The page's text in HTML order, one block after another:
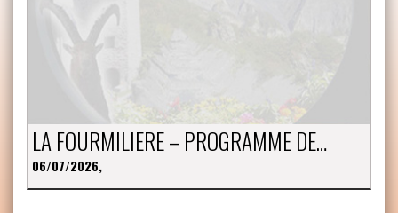
LA FOURMILIERE – PROGRAMME DE…
06/07/2026,